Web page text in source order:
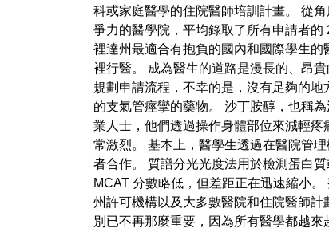
科或家庭醫學的住院醫師培訓計畫。 從
爭力的醫學院，平均錄取了所有申請者
裡達州最適合有抱負的國內和國際學生
裡行醫。 成為醫生的道路是漫長的、昂
規劃申請流程，不幸的是，沒有足夠的
的支氣管痙攣的藥物。 沙丁胺醇，也稱
業人士，他們透過操作身體部位來減輕
常激烈。 基本上，醫學生透過在醫院管
者合作。 質譜分光光度法用於檢測蛋白
MCAT 分數略低，但差距正在迅速縮小
州許可機構以及大多數醫院和住院醫師
別已不再那麼重要，因為所有醫學都越